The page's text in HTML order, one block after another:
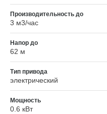
Производительность до
3 м3/час
Напор до
62 м
Тип привода
электрический
Мощность
0.6 кВт